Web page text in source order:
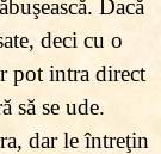
Dacă
deci cu o
pot intra direct
să se ude.
dar le întreţin